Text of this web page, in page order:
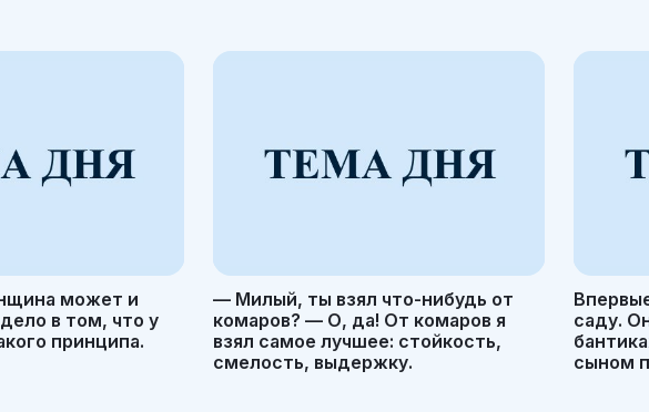
может и
в том, что у
принципа.
— Милый, ты взял что-нибудь от
комаров? — О, да! От комаров я
взял самое лучшее: стойкость,
смелость, выдержку.
саду.
сыном